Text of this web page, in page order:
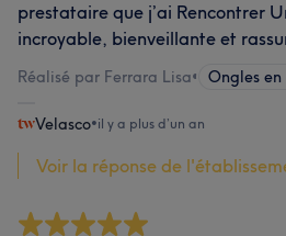
prestataire que j’ai Rencontrer
incroyable, bienveillante et
Réalisé par Ferrara Lisa• Ongles en
Velasco•il y a plus d’un an
Voir la réponse de